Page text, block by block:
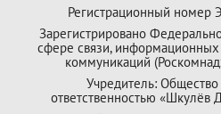
Регистрационный
Зарегистрировано
сфере связи,
коммуникаций
Учредитель:
ответственностью «Шкулёв